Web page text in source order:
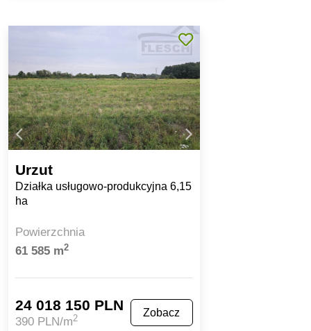
Urzut
Działka usługowo-produkcyjna 6,15
ha
Powierzchnia
61 585 m2
24 018 150 PLN
390 PLN/m2 Zobacz